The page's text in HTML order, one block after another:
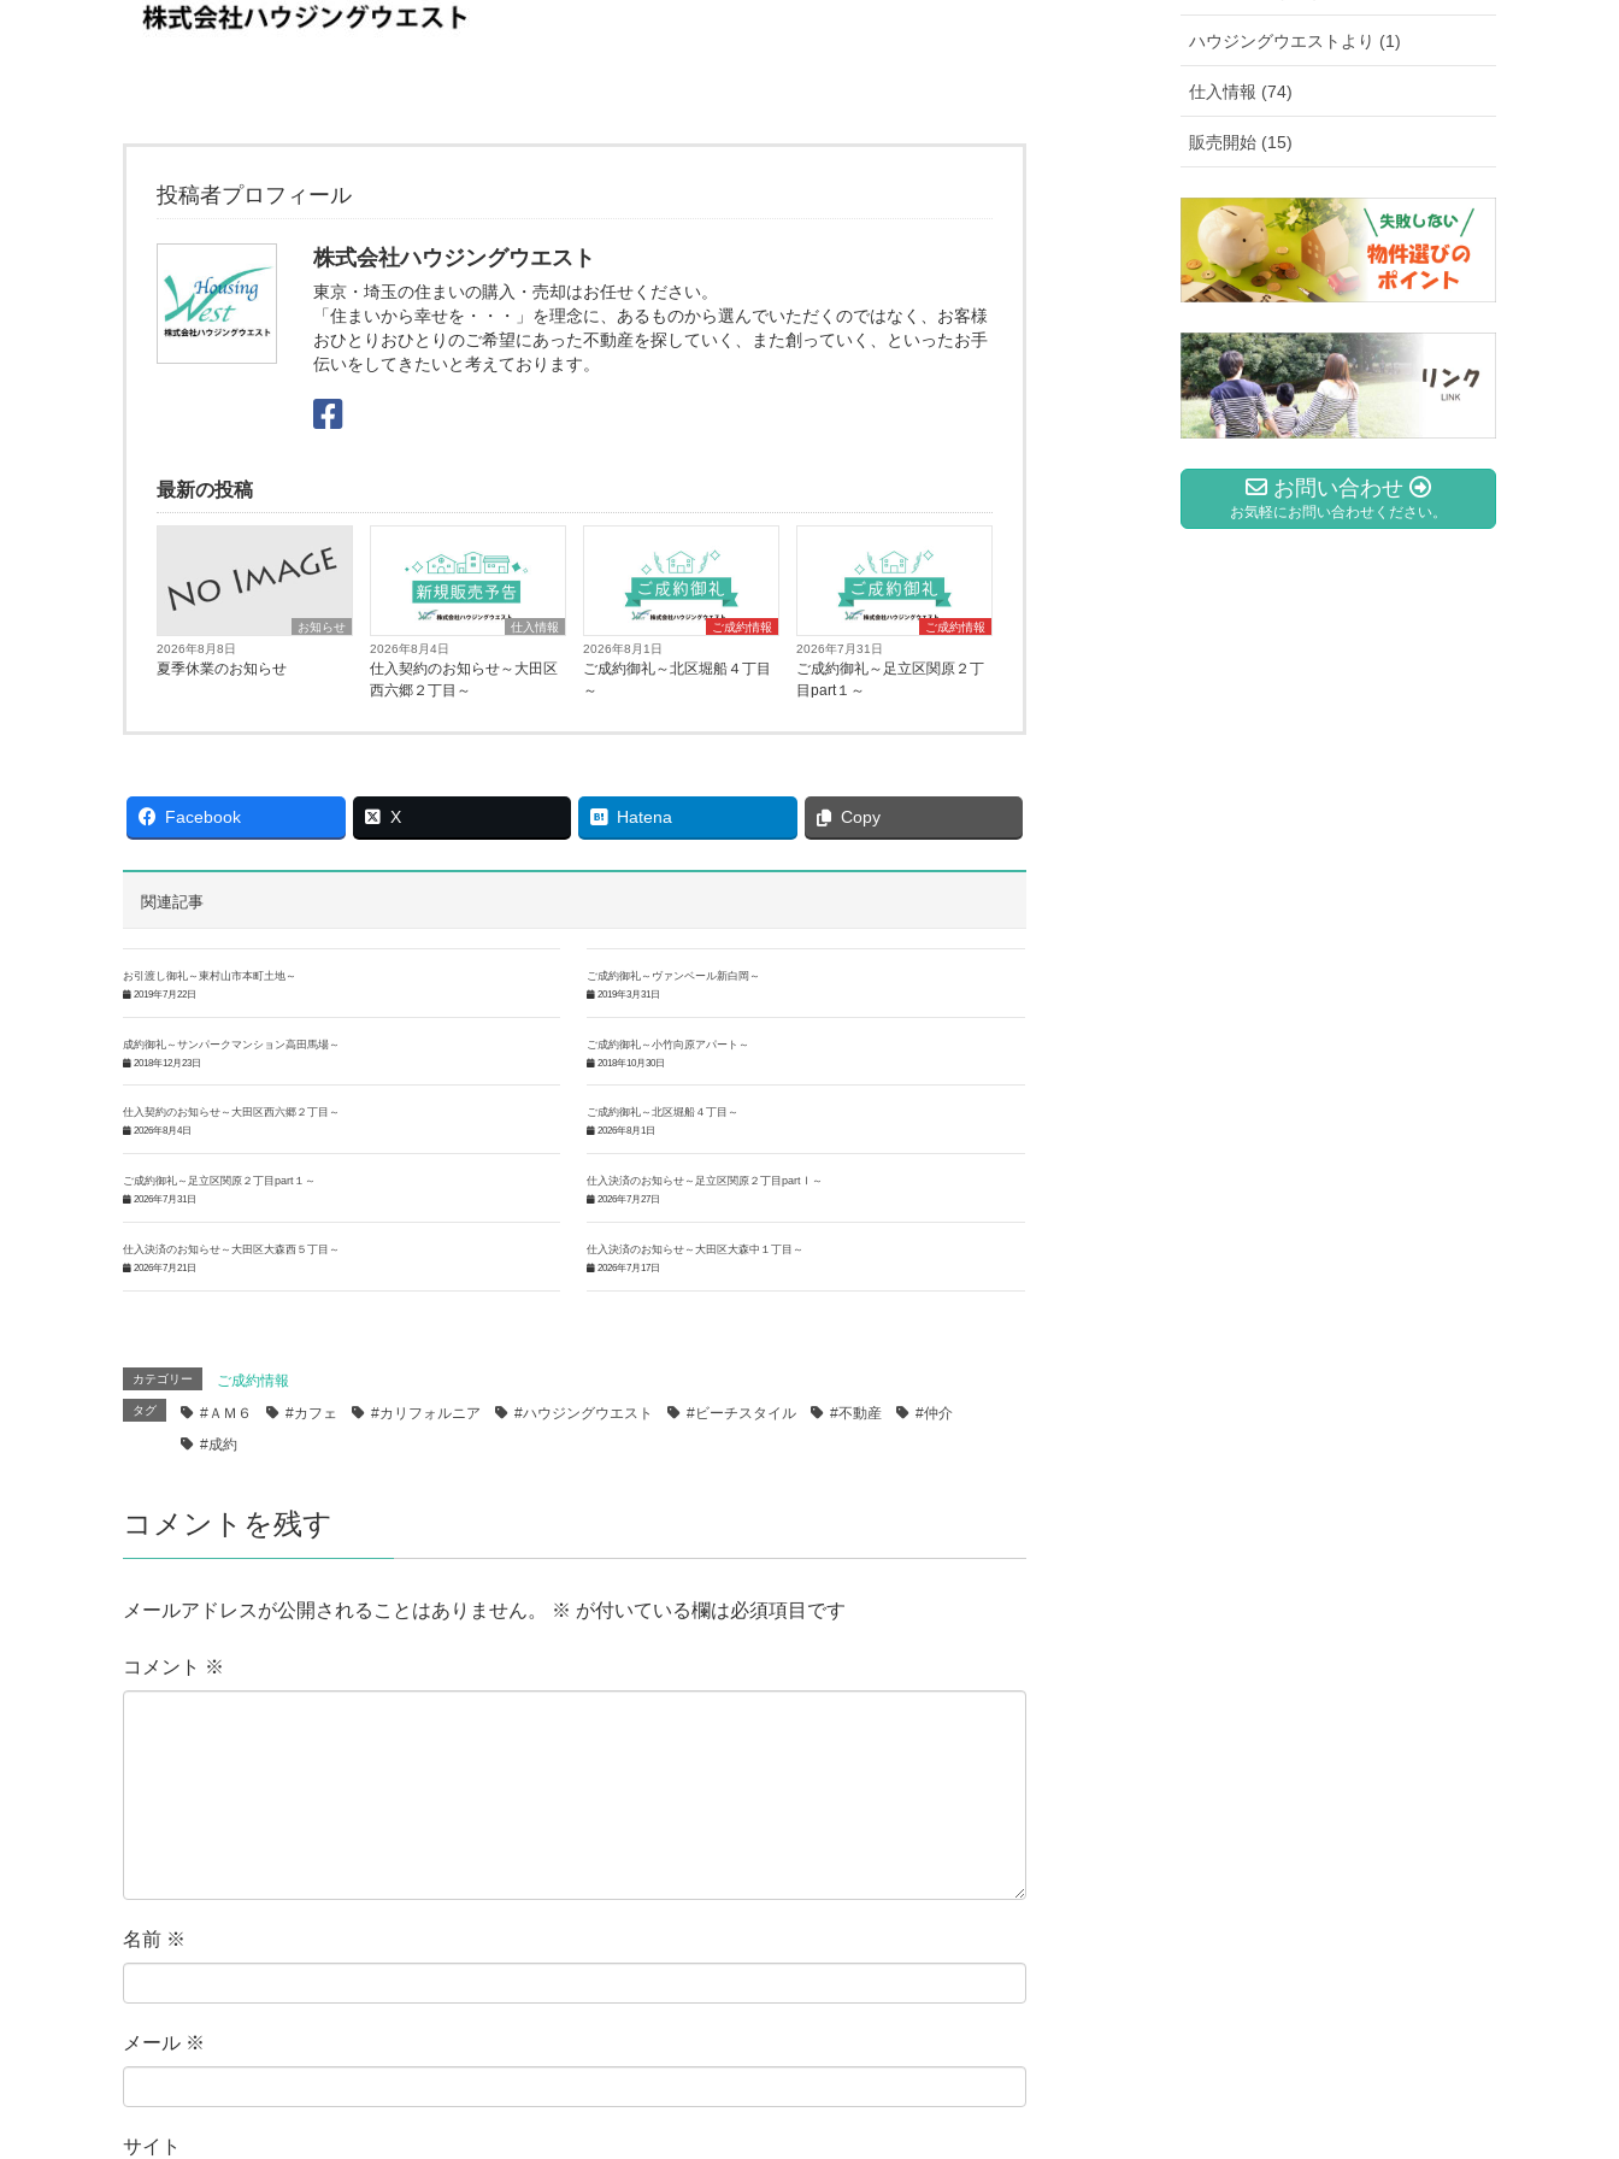
投稿者プロフィール
株式会社ハウジングウエスト
東京・埼玉の住まいの購入・売却はお任せください。
「住まいから幸せを・・・」を理念に、あるものから選んでいただくのではなく、お客様
おひとりおひとりのご希望にあった不動産を探していく、また創っていく、といったお手
伝いをしてきたいと考えております。
最新の投稿
お知らせ
2026年8月8日
夏季休業のお知らせ
仕入情報
2026年8月4日
仕入契約のお知らせ～大田区
西六郷２丁目～
ご成約情報
2026年8月1日
ご成約御礼～北区堀船４丁目
～
ご成約情報
2026年7月31日
ご成約御礼～足立区関原２丁
目part１～
Facebook X Hatena Copy
関連記事
お引渡し御礼～東村山市本町土地～
2019年7月22日
ご成約御礼～ヴァンベール新白岡～
2019年3月31日
成約御礼～サンパークマンション高田馬場～
2018年12月23日
ご成約御礼～小竹向原アパート～
2018年10月30日
仕入契約のお知らせ～大田区西六郷２丁目～
2026年8月4日
ご成約御礼～北区堀船４丁目～
2026年8月1日
ご成約御礼～足立区関原２丁目part１～
2026年7月31日
仕入決済のお知らせ～足立区関原２丁目partⅠ～
2026年7月27日
仕入決済のお知らせ～大田区大森西５丁目～
2026年7月21日
仕入決済のお知らせ～大田区大森中１丁目～
2026年7月17日
カテゴリー ご成約情報
タグ #ＡＭ６ #カフェ #カリフォルニア #ハウジングウエスト #ビーチスタイル #不動産
#仲介
#成約
コメントを残す
メールアドレスが公開されることはありません。 ※ が付いている欄は必須項目です
コメント ※
名前 ※
メール ※
サイト
ハウジングウエストより (1)
仕入情報 (74)
販売開始 (15)
お問い合わせ
お気軽にお問い合わせください。